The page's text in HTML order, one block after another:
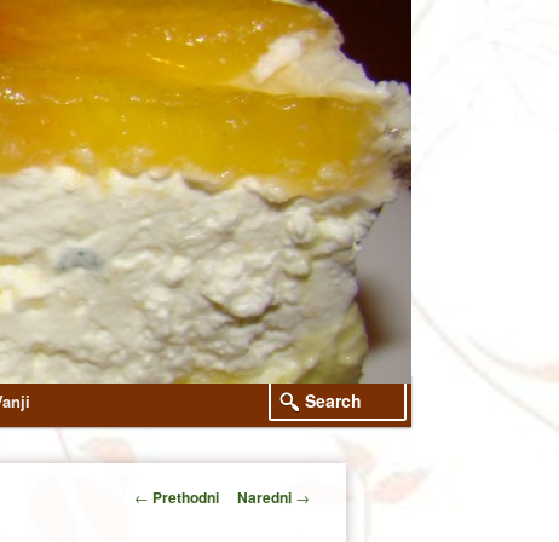
Post
← Prethodni Naredni →